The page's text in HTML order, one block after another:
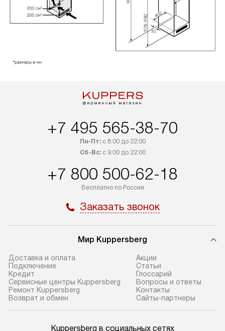
+7 495 565-38-70
Пн-Пт:с 8:00 до 22:00
Сб-Вс:с 9:00 до 22:00
+7 800 500-62-18
Бесплатно по России
Заказать звонок
Мир Kuppersberg
Доставка и оплата
Подключение
Кредит
Сервисные центры Kuppersberg
Ремонт Kuppersberg
Возврат и обмен
Акции
Cтатьи
Глоссарий
Вопросы и ответы
Контакты
Сайты-партнеры
Kuppersberg в социальных сетях